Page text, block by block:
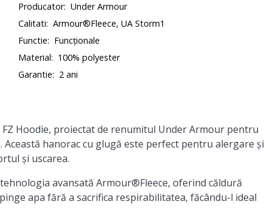
Producator: Under Armour
Calitati: Armour®Fleece, UA Storm1
Functie: Funcționale
Material: 100% polyester
Garantie: 2 ani
Hoodie, proiectat de renumitul Under Armour pentru
hanorac cu glugă este perfect pentru alergare și
și uscarea.
avansată Armour®Fleece, oferind căldură
apa fără a sacrifica respirabilitatea, făcându-l ideal